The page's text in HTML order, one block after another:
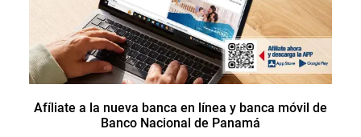
Afíliate a la nueva banca en línea y banca móvil de
Banco Nacional de Panamá